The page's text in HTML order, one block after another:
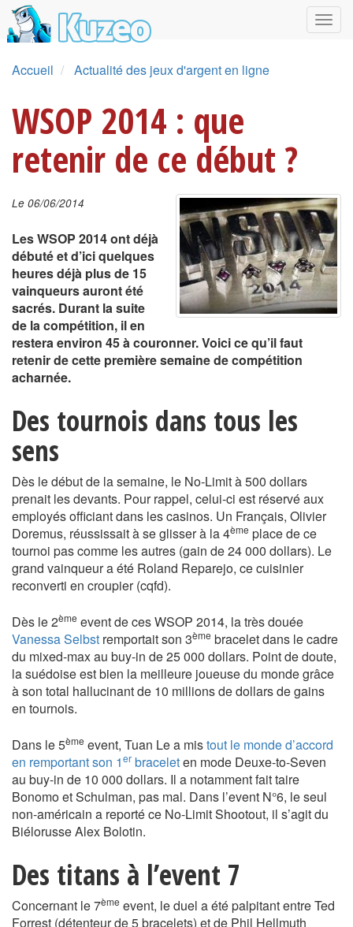
Accueil Actualité des jeux d'argent en ligne
WSOP 2014 : que
retenir de ce début ?
Le 06/06/2014
Les WSOP 2014 ont déjà
débuté et d’ici quelques
heures déjà plus de 15
vainqueurs auront été
sacrés. Durant la suite
de la compétition, il en
restera environ 45 à couronner. Voici ce qu’il faut
retenir de cette première semaine de compétition
acharnée.
Des tournois dans tous les
sens
Dès le début de la semaine, le No-Limit à 500 dollars
prenait les devants. Pour rappel, celui-ci est réservé aux
employés officiant dans les casinos. Un Français, Olivier
Doremus, réussissait à se glisser à la 4ème place de ce
tournoi pas comme les autres (gain de 24 000 dollars). Le
grand vainqueur a été Roland Reparejo, ce cuisinier
reconverti en croupier (cqfd).
Dès le 2ème event de ces WSOP 2014, la très douée
Vanessa Selbst remportait son 3ème bracelet dans le cadre
du mixed-max au buy-in de 25 000 dollars. Point de doute,
la suédoise est bien la meilleure joueuse du monde grâce
à son total hallucinant de 10 millions de dollars de gains
en tournois.
Dans le 5ème event, Tuan Le a mistout le monde d’accord
en remportant son 1er braceleten mode Deuxe-to-Seven
au buy-in de 10 000 dollars. Il a notamment fait taire
Bonomo et Schulman, pas mal. Dans l’event N°6, le seul
non-américain a reporté ce No-Limit Shootout, il s’agit du
Biélorusse Alex Bolotin.
Des titans à l’event 7
Concernant le 7ème event, le duel a été palpitant entre Ted
Forrest (détenteur de 5 bracelets) et de Phil Hellmuth